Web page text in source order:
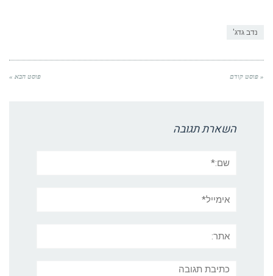
נדב גדג'
« פוסט קודם פוסט הבא »
השארת תגובה